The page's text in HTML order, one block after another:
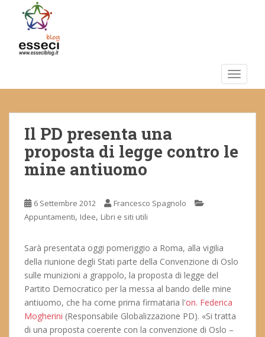
m
Il PD presenta una
proposta di legge contro le
mine antiuomo
6 Settembre 2012
Francesco Spagnolo
Appuntamenti, Idee, Libri e siti utili
Sarà presentata oggi pomeriggio a Roma, alla vigilia
della riunione degli Stati parte della Convenzione di Oslo
sulle munizioni a grappolo, la proposta di legge del
Partito Democratico per la messa al bando delle mine
antiuomo, che ha come prima firmataria l'on. Federica
Mogherini (Responsabile Globalizzazione PD). «Si tratta
di una proposta coerente con la convenzione di Oslo –